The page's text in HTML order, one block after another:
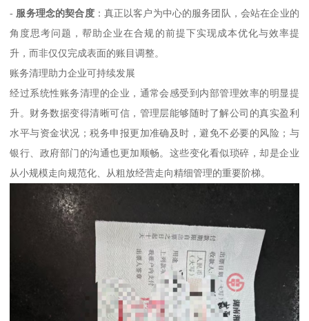
- 服务理念的契合度：真正以客户为中心的服务团队，会站在企业的
角度思考问题，帮助企业在合规的前提下实现成本优化与效率提
升，而非仅仅完成表面的账目调整。
账务清理助力企业可持续发展
经过系统性账务清理的企业，通常会感受到内部管理效率的明显提
升。财务数据变得清晰可信，管理层能够随时了解公司的真实盈利
水平与资金状况；税务申报更加准确及时，避免不必要的风险；与
银行、政府部门的沟通也更加顺畅。这些变化看似琐碎，却是企业
从小规模走向规范化、从粗放经营走向精细管理的重要阶梯。